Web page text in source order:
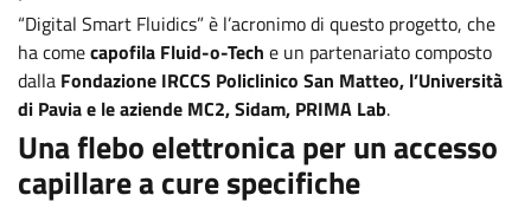
“Digital Smart Fluidics” è l’acronimo di questo progetto, che
ha comecapofila Fluid-o-Tech e un partenariato composto
dalla Fondazione IRCCS Policlinico San Matteo, l’Università
di Pavia e le aziende MC2, Sidam, PRIMA Lab.
Una flebo elettronica per un accesso
capillare a cure specifiche